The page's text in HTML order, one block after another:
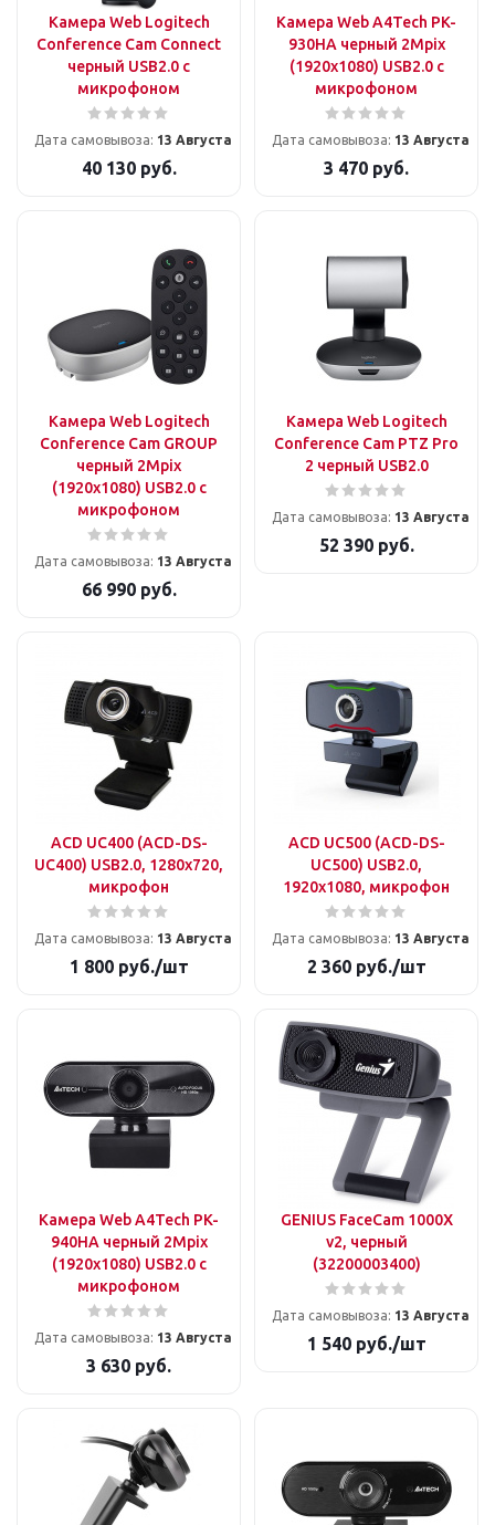
Камера Web Logitech
Conference Cam Connect
черный USB2.0 с
микрофоном
Дата самовывоза: 13 Августа
40 130руб.
Камера Web A4Tech PK-
930HA черный 2Mpix
(1920x1080) USB2.0 с
микрофоном
Дата самовывоза: 13 Августа
3 470 руб.
Камера Web Logitech
Conference Cam GROUP
черный 2Mpix
(1920x1080) USB2.0 с
микрофоном
Дата самовывоза: 13 Августа
66 990руб.
Камера Web Logitech
Conference Cam PTZ Pro
2 черный USB2.0
Дата самовывоза: 13 Августа
52 390руб.
ACD UC400 (ACD-DS-
UC400) USB2.0, 1280x720,
микрофон
Дата самовывоза: 13 Августа
1 800руб./шт
ACD UC500 (ACD-DS-
UC500) USB2.0,
1920x1080, микрофон
Дата самовывоза: 13 Августа
2 360руб./шт
Камера Web A4Tech PK-
940HA черный 2Mpix
(1920x1080) USB2.0 с
микрофоном
Дата самовывоза: 13 Августа
3 630 руб.
GENIUS FaceCam 1000X
v2, черный
(32200003400)
Дата самовывоза: 13 Августа
1 540руб./шт